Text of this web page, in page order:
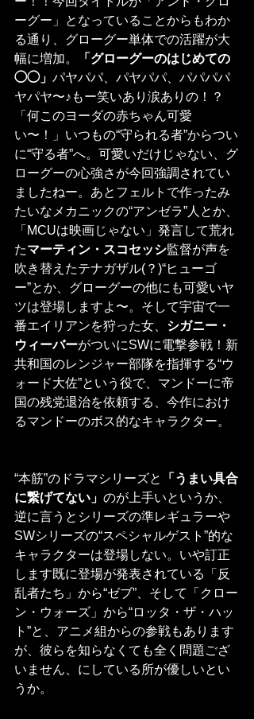
ーグー」となっていることからもわか
る通り、グローグー単体での活躍が大
幅に増加。
「グローグーのはじめての
◯◯」 パヤパパ、パヤパパ、パパパパ
ヤパヤ〜♪もー笑いあり涙ありの！？
「何このヨーダの赤ちゃん可愛
い〜！」いつもの“守られる者”からつい
に“守る者”へ。可愛いだけじゃない、グ
ローグーの心強さが今回強調されてい
ましたねー。あとフェルトで作ったみ
たいなメカニックの“アンゼラ”人とか、
「MCUは映画じゃない」発言して荒れ
たマーティン・スコセッシ監督が声を
吹き替えたテナガザル(？)“ヒューゴ
ー”とか、グローグーの他にも可愛いヤ
ツは登場しますよ〜。そして宇宙で一
番エイリアンを狩った女、 シガニー・
ウィーバーがついにSWに電撃参戦！新
共和国のレンジャー部隊を指揮する“ウ
ォード大佐”という役で、マンドーに帝
国の残党退治を依頼する、今作におけ
るマンドーのボス的なキャラクター。
“本筋”のドラマシリーズと
「うまい具合
に繋げてない」 のが上手いというか、
逆に言うとシリーズの準レギュラーや
SWシリーズの“スペシャルゲスト”的な
キャラクターは登場しない。いや訂正
します既に登場が発表されている「反
乱者たち」から“ゼブ”、そして「クロー
ン・ウォーズ」から“ロッタ・ザ・ハッ
ト”と、アニメ組からの参戦もあります
が、彼らを知らなくても全く問題ござ
いません、にしている所が優しいとい
うか。